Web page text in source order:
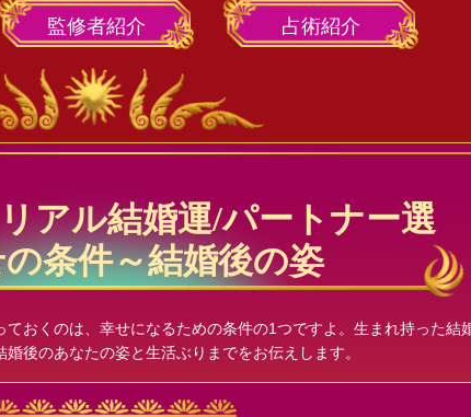
監修者紹介 占術紹介
リアル結婚運/パートナー選
条件～結婚後の姿
おくのは、幸せになるための条件の1つですよ。生まれ持った結婚
後のあなたの姿と生活ぶりまでをお伝えします。